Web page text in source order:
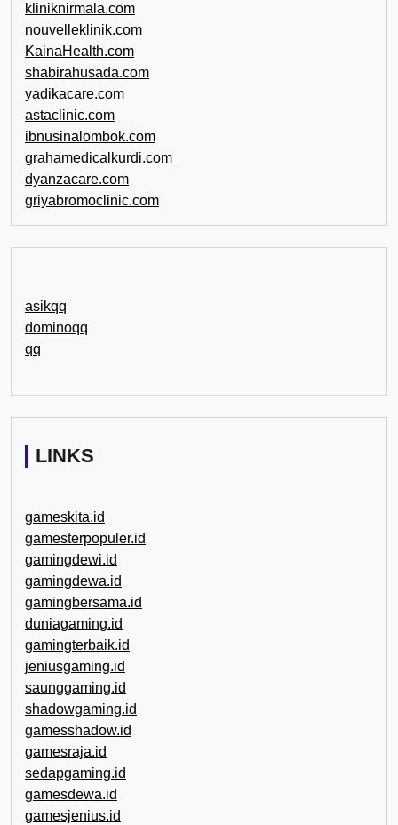
kliniknirmala.com
nouvelleklinik.com
KainaHealth.com
shabirahusada.com
yadikacare.com
astaclinic.com
ibnusinalombok.com
grahamedicalkurdi.com
dyanzacare.com
griyabromoclinic.com
asikqq
dominoqq
qq
LINKS
gameskita.id
gamesterpopuler.id
gamingdewi.id
gamingdewa.id
gamingbersama.id
duniagaming.id
gamingterbaik.id
jeniusgaming.id
saunggaming.id
shadowgaming.id
gamesshadow.id
gamesraja.id
sedapgaming.id
gamesdewa.id
gamesjenius.id